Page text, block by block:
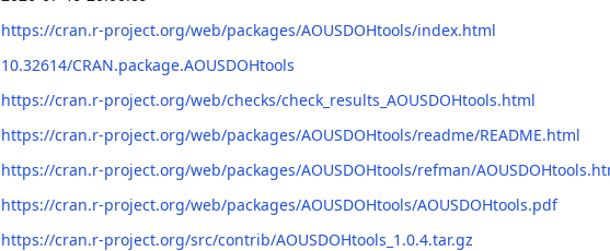
https://cran.r-project.org/web/packages/AOUSDOHtools/index.html
10.32614/CRAN.package.AOUSDOHtools
https://cran.r-project.org/web/checks/check_results_AOUSDOHtools.html
https://cran.r-project.org/web/packages/AOUSDOHtools/readme/README.html
https://cran.r-project.org/web/packages/AOUSDOHtools/refman/
https://cran.r-project.org/web/packages/AOUSDOHtools/AOUSDOHtools.pdf
https://cran.r-project.org/src/contrib/AOUSDOHtools_1.0.4.tar.gz